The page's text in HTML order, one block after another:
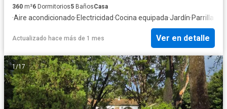
360 m²6 Dormitorios5 BañosCasa
·Aire acondicionado·Electricidad·Cocina equipada·Jardín·Parrilla
Actualizado hace más de 1 mes Ver en detalle
1/17